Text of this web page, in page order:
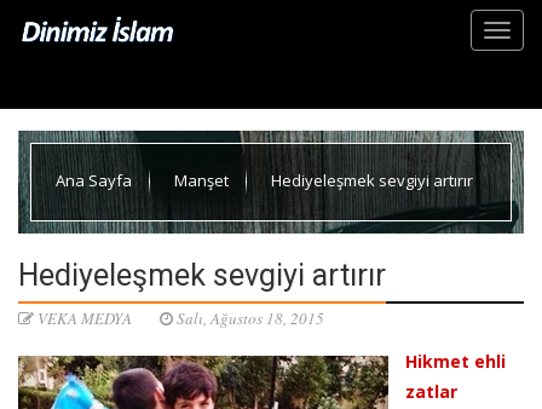
Ana Sayfa Manşet Hediyeleşmek sevgiyi artırır
Hediyeleşmek sevgiyi artırır
VEKA MEDYA Salı, Ağustos 18, 2015
Hikmet ehli
zatlar